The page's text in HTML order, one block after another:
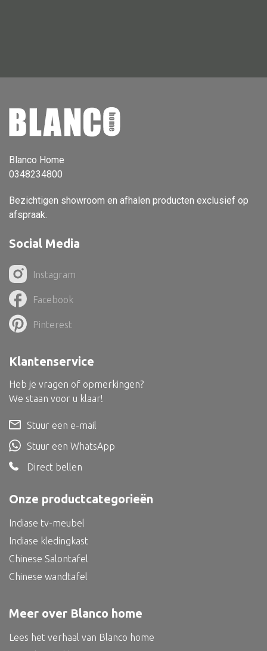
Tafellamp
Vloerlamp
Wandlamp
Lampenkappen
Alle deco
Vaas
Kandelaar
Object
Pilaar
Schaal
Dienblad
Roomdevider
Deco overig
Alle textiel
Kussen
Tapijt
Kelim
Alle bouwmateriaal
Blanco Home
0348234800
Bezichtigen showroom en afhalen producten exclusief op
afspraak.
Social Media
Instagram
Facebook
Pinterest
Onze productcategorieën
Indiase tv-meubel
Indiase kledingkast
Chinese Salontafel
Chinese wandtafel
Meer over Blanco home
Lees het verhaal van Blanco home
Klantenservice
Heb je vragen of opmerkingen?
We staan voor u klaar!
Stuur een e-mail
Stuur een WhatsApp
Direct bellen